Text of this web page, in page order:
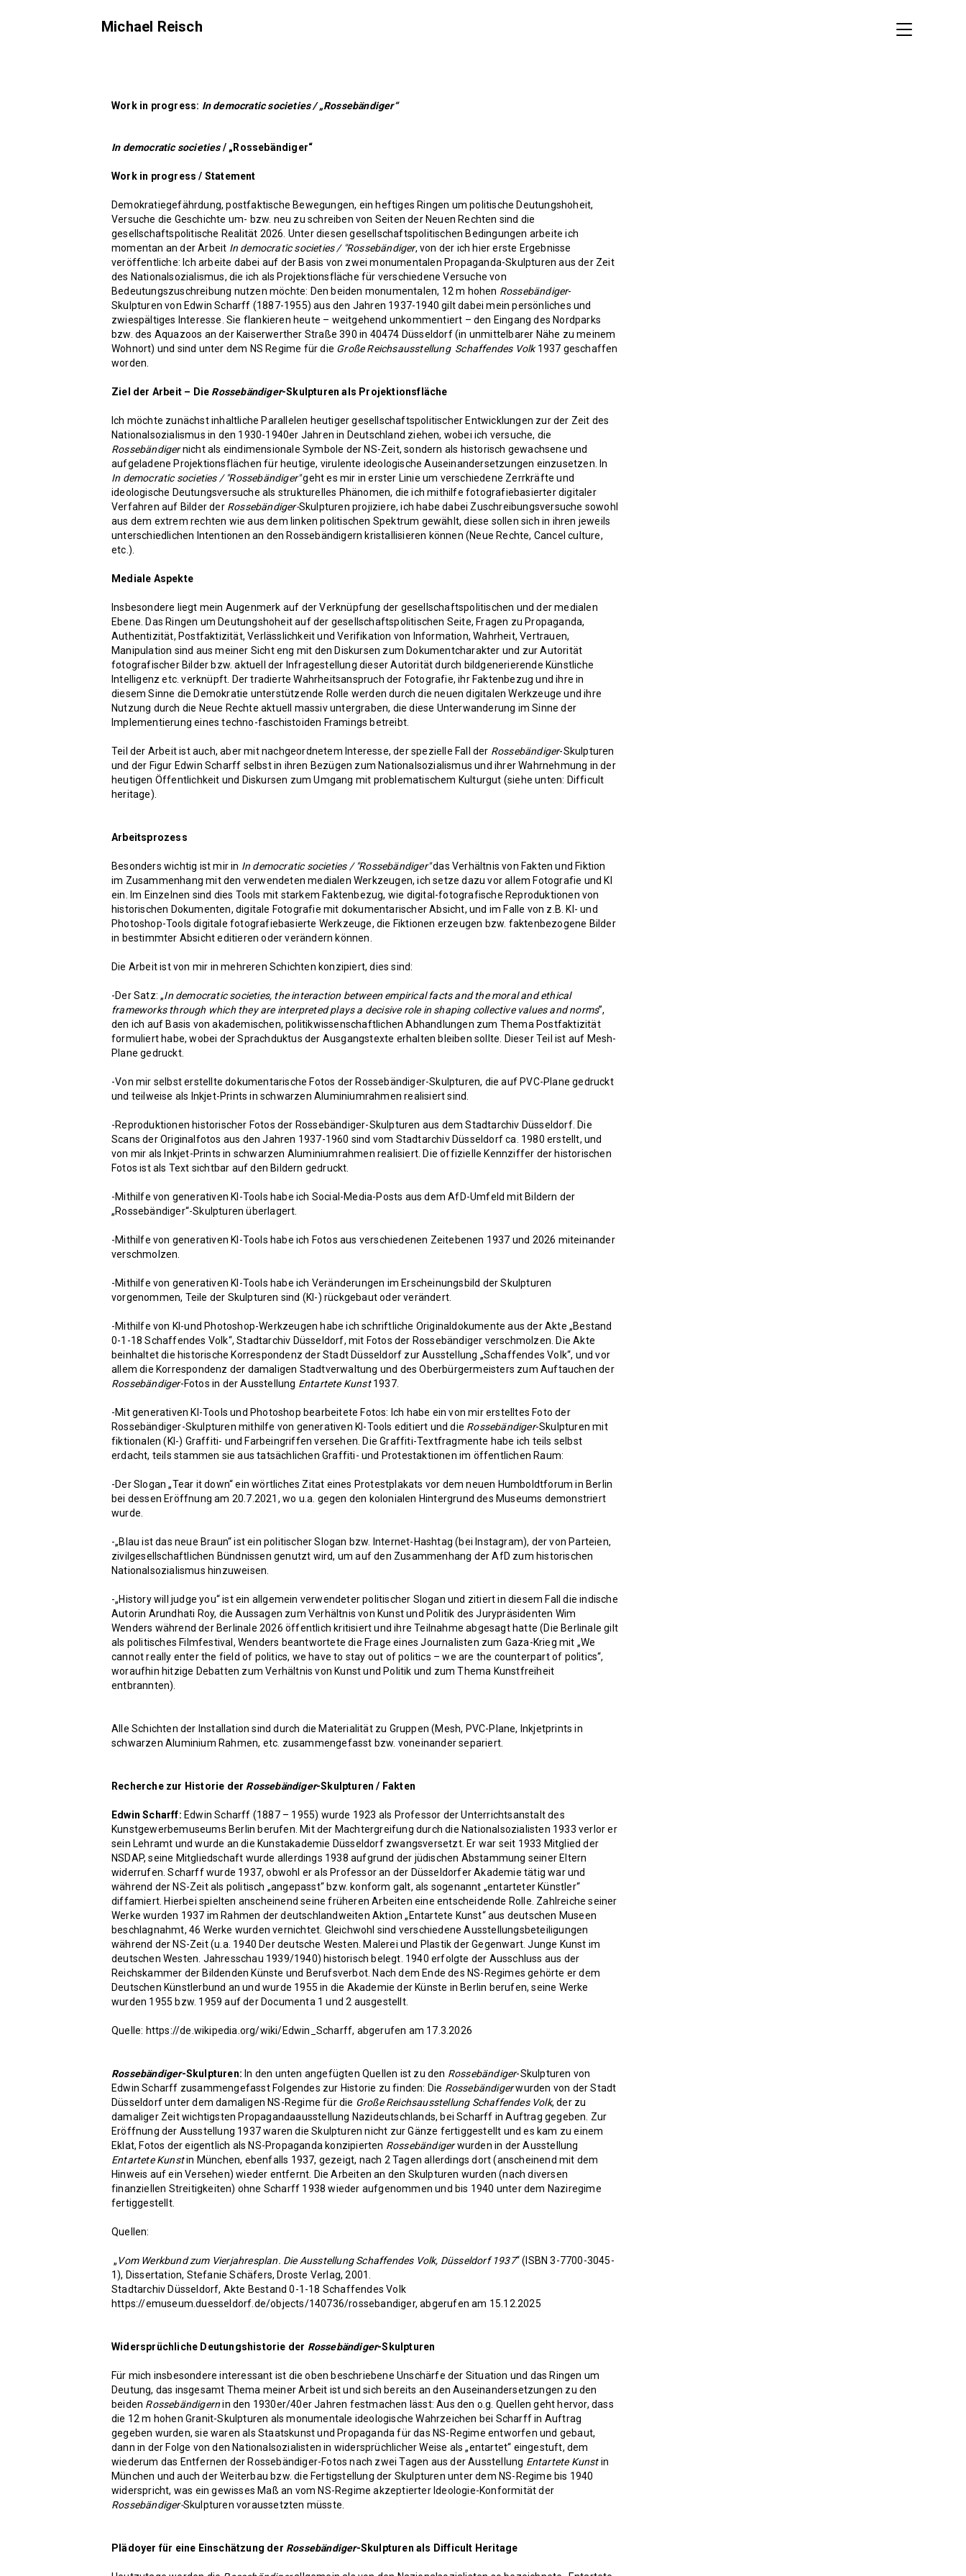
Michael Reisch
Work in progress: In democratic societies/ „Rossebändiger“
In democratic societies / „Rossebändiger“
Work in progress / Statement
Demokratiegefährdung, postfaktische Bewegungen, ein heftiges Ringen um politische Deutungshoheit,
Versuche die Geschichte um- bzw. neu zu schreiben von Seiten der Neuen Rechten sind die
gesellschaftspolitische Realität 2026. Unter diesen gesellschaftspolitischen Bedingungen arbeite ich
momentan an der Arbeit In democratic societies / "Rossebändiger, von der ich hier erste Ergebnisse
veröffentliche: Ich arbeite dabei auf der Basis von zwei monumentalen Propaganda-Skulpturen aus der Zeit
des Nationalsozialismus, die ich als Projektionsfläche für verschiedene Versuche von
Bedeutungszuschreibung nutzen möchte: Den beiden monumentalen, 12 m hohen Rossebändiger-
Skulpturen von Edwin Scharff (1887-1955) aus den Jahren 1937-1940 gilt dabei mein persönliches und
zwiespältiges Interesse. Sie flankieren heute – weitgehend unkommentiert – den Eingang des Nordparks
bzw. des Aquazoos an der Kaiserwerther Straße 390 in 40474 Düsseldorf (in unmittelbarer Nähe zu meinem
Wohnort) und sind unter dem NS Regime für die Große Reichsausstellung Schaffendes Volk1937 geschaffen
worden.
Ziel der Arbeit – Die Rossebändiger-Skulpturen als Projektionsfläche
Ich möchte zunächst inhaltliche Parallelen heutiger gesellschaftspolitischer Entwicklungen zur der Zeit des
Nationalsozialismus in den 1930-1940er Jahren in Deutschland ziehen, wobei ich versuche, die
Rossebändigernicht als eindimensionale Symbole der NS-Zeit, sondern als historisch gewachsene und
aufgeladene Projektionsflächen für heutige, virulente ideologische Auseinandersetzungen einzusetzen. In
In democratic societies / "Rossebändiger"geht es mir in erster Linie um verschiedene Zerrkräfte und
ideologische Deutungsversuche als strukturelles Phänomen, die ich mithilfe fotografiebasierter digitaler
Verfahren auf Bilder der Rossebändiger-Skulpturen projiziere, ich habe dabei Zuschreibungsversuche sowohl
aus dem extrem rechten wie aus dem linken politischen Spektrum gewählt, diese sollen sich in ihren jeweils
unterschiedlichen Intentionen an den Rossebändigern kristallisieren können (Neue Rechte, Cancel culture,
etc.).
Mediale Aspekte
Insbesondere liegt mein Augenmerk auf der Verknüpfung der gesellschaftspolitischen und der medialen
Ebene. Das Ringen um Deutungshoheit auf der gesellschaftspolitischen Seite, Fragen zu Propaganda,
Authentizität, Postfaktizität, Verlässlichkeit und Verifikation von Information, Wahrheit, Vertrauen,
Manipulation sind aus meiner Sicht eng mit den Diskursen zum Dokumentcharakter und zur Autorität
fotografischer Bilder bzw. aktuell der Infragestellung dieser Autorität durch bildgenerierende Künstliche
Intelligenz etc. verknüpft. Der tradierte Wahrheitsanspruch der Fotografie, ihr Faktenbezug und ihre in
diesem Sinne die Demokratie unterstützende Rolle werden durch die neuen digitalen Werkzeuge und ihre
Nutzung durch die Neue Rechte aktuell massiv untergraben, die diese Unterwanderung im Sinne der
Implementierung eines techno-faschistoiden Framings betreibt.
Teil der Arbeit ist auch, aber mit nachgeordnetem Interesse, der spezielle Fall der Rossebändiger-Skulpturen
und der Figur Edwin Scharff selbst in ihren Bezügen zum Nationalsozialismus und ihrer Wahrnehmung in der
heutigen Öffentlichkeit und Diskursen zum Umgang mit problematischem Kulturgut (siehe unten: Difficult
heritage).
Arbeitsprozess
Besonders wichtig ist mir in In democratic societies / "Rossebändiger"das Verhältnis von Fakten und Fiktion
im Zusammenhang mit den verwendeten medialen Werkzeugen, ich setze dazu vor allem Fotografie und KI
ein. Im Einzelnen sind dies Tools mit starkem Faktenbezug, wie digital-fotografische Reproduktionen von
historischen Dokumenten, digitale Fotografie mit dokumentarischer Absicht, und im Falle von z.B. KI- und
Photoshop-Tools digitale fotografiebasierte Werkzeuge, die Fiktionen erzeugen bzw. faktenbezogene Bilder
in bestimmter Absicht editieren oder verändern können.
Die Arbeit ist von mir in mehreren Schichten konzipiert, dies sind:
-Der Satz: „In democratic societies, the interaction between empirical facts and the moral and ethical
frameworks through which they are interpreted plays a decisive role in shaping collective values and norms”,
den ich auf Basis von akademischen, politikwissenschaftlichen Abhandlungen zum Thema Postfaktizität
formuliert habe, wobei der Sprachduktus der Ausgangstexte erhalten bleiben sollte. Dieser Teil ist auf Mesh-
Plane gedruckt.
-Von mir selbst erstellte dokumentarische Fotos der Rossebändiger-Skulpturen, die auf PVC-Plane gedruckt
und teilweise als Inkjet-Prints in schwarzen Aluminiumrahmen realisiert sind.
-Reproduktionen historischer Fotos der Rossebändiger-Skulpturen aus dem Stadtarchiv Düsseldorf. Die
Scans der Originalfotos aus den Jahren 1937-1960 sind vom Stadtarchiv Düsseldorf ca. 1980 erstellt, und
von mir als Inkjet-Prints in schwarzen Aluminiumrahmen realisiert. Die offizielle Kennziffer der historischen
Fotos ist als Text sichtbar auf den Bildern gedruckt.
-Mithilfe von generativen KI-Tools habe ich Social-Media-Posts aus dem AfD-Umfeld mit Bildern der
„Rossebändiger“-Skulpturen überlagert.
-Mithilfe von generativen KI-Tools habe ich Fotos aus verschiedenen Zeitebenen 1937 und 2026 miteinander
verschmolzen.
-Mithilfe von generativen KI-Tools habe ich Veränderungen im Erscheinungsbild der Skulpturen
vorgenommen, Teile der Skulpturen sind (KI-) rückgebaut oder verändert.
-Mithilfe von KI-und Photoshop-Werkzeugen habe ich schriftliche Originaldokumente aus der Akte „Bestand
0-1-18 Schaffendes Volk“, Stadtarchiv Düsseldorf, mit Fotos der Rossebändiger verschmolzen. Die Akte
beinhaltet die historische Korrespondenz der Stadt Düsseldorf zur Ausstellung „Schaffendes Volk“, und vor
allem die Korrespondenz der damaligen Stadtverwaltung und des Oberbürgermeisters zum Auftauchen der
Rossebändiger-Fotos in der Ausstellung Entartete Kunst1937.
-Mit generativen KI-Tools und Photoshop bearbeitete Fotos: Ich habe ein von mir erstelltes Foto der
Rossebändiger-Skulpturen mithilfe von generativen KI-Tools editiert und die Rossebändiger-Skulpturen mit
fiktionalen (KI-) Graffiti- und Farbeingriffen versehen. Die Graffiti-Textfragmente habe ich teils selbst
erdacht, teils stammen sie aus tatsächlichen Graffiti- und Protestaktionen im öffentlichen Raum:
-Der Slogan „Tear it down“ ein wörtliches Zitat eines Protestplakats vor dem neuen Humboldtforum in Berlin
bei dessen Eröffnung am 20.7.2021, wo u.a. gegen den kolonialen Hintergrund des Museums demonstriert
wurde.
-„Blau ist das neue Braun“ ist ein politischer Slogan bzw. Internet-Hashtag (bei Instagram), der von Parteien,
zivilgesellschaftlichen Bündnissen genutzt wird, um auf den Zusammenhang der AfD zum historischen
Nationalsozialismus hinzuweisen.
-„History will judge you“ ist ein allgemein verwendeter politischer Slogan und zitiert in diesem Fall die indische
Autorin Arundhati Roy, die Aussagen zum Verhältnis von Kunst und Politik des Jurypräsidenten Wim
Wenders während der Berlinale 2026 öffentlich kritisiert und ihre Teilnahme abgesagt hatte (Die Berlinale gilt
als politisches Filmfestival, Wenders beantwortete die Frage eines Journalisten zum Gaza-Krieg mit „We
cannot really enter the field of politics, we have to stay out of politics – we are the counterpart of politics“,
woraufhin hitzige Debatten zum Verhältnis von Kunst und Politik und zum Thema Kunstfreiheit
entbrannten).
Alle Schichten der Installation sind durch die Materialität zu Gruppen (Mesh, PVC-Plane, Inkjetprints in
schwarzen Aluminium Rahmen, etc. zusammengefasst bzw. voneinander separiert.
Recherche zur Historie der Rossebändiger-Skulpturen / Fakten
Edwin Scharff: Edwin Scharff (1887 – 1955) wurde 1923 als Professor der Unterrichtsanstalt des
Kunstgewerbemuseums Berlin berufen. Mit der Machtergreifung durch die Nationalsozialisten 1933 verlor er
sein Lehramt und wurde an die Kunstakademie Düsseldorf zwangsversetzt. Er war seit 1933 Mitglied der
NSDAP, seine Mitgliedschaft wurde allerdings 1938 aufgrund der jüdischen Abstammung seiner Eltern
widerrufen. Scharff wurde 1937, obwohl er als Professor an der Düsseldorfer Akademie tätig war und
während der NS-Zeit als politisch „angepasst“ bzw. konform galt, als sogenannt „entarteter Künstler“
diffamiert. Hierbei spielten anscheinend seine früheren Arbeiten eine entscheidende Rolle. Zahlreiche seiner
Werke wurden 1937 im Rahmen der deutschlandweiten Aktion „Entartete Kunst“ aus deutschen Museen
beschlagnahmt, 46 Werke wurden vernichtet. Gleichwohl sind verschiedene Ausstellungsbeteiligungen
während der NS-Zeit (u.a. 1940 Der deutsche Westen. Malerei und Plastik der Gegenwart. Junge Kunst im
deutschen Westen. Jahresschau 1939/1940) historisch belegt. 1940 erfolgte der Ausschluss aus der
Reichskammer der Bildenden Künste und Berufsverbot. Nach dem Ende des NS-Regimes gehörte er dem
Deutschen Künstlerbund an und wurde 1955 in die Akademie der Künste in Berlin berufen, seine Werke
wurden 1955 bzw. 1959 auf der Documenta 1 und 2 ausgestellt.
Quelle: https://de.wikipedia.org/wiki/Edwin_Scharff, abgerufen am 17.3.2026
Rossebändiger-Skulpturen: In den unten angefügten Quellen ist zu den Rossebändiger-Skulpturen von
Edwin Scharff zusammengefasst Folgendes zur Historie zu finden: Die Rossebändigerwurden von der Stadt
Düsseldorf unter dem damaligen NS-Regime für die Große Reichsausstellung Schaffendes Volk, der zu
damaliger Zeit wichtigsten Propagandaausstellung Nazideutschlands, bei Scharff in Auftrag gegeben. Zur
Eröffnung der Ausstellung 1937 waren die Skulpturen nicht zur Gänze fertiggestellt und es kam zu einem
Eklat, Fotos der eigentlich als NS-Propaganda konzipierten Rossebändigerwurden in der Ausstellung
Entartete Kunstin München, ebenfalls 1937, gezeigt, nach 2 Tagen allerdings dort (anscheinend mit dem
Hinweis auf ein Versehen) wieder entfernt. Die Arbeiten an den Skulpturen wurden (nach diversen
finanziellen Streitigkeiten) ohne Scharff 1938 wieder aufgenommen und bis 1940 unter dem Naziregime
fertiggestellt.
Quellen:
„Vom Werkbund zum Vierjahresplan. Die Ausstellung Schaffendes Volk, Düsseldorf 1937“ (ISBN 3-7700-3045-
1), Dissertation, Stefanie Schäfers, Droste Verlag, 2001.
Stadtarchiv Düsseldorf, Akte Bestand 0-1-18 Schaffendes Volk
https://emuseum.duesseldorf.de/objects/140736/rossebandiger, abgerufen am 15.12.2025
Widersprüchliche Deutungshistorie der Rossebändiger-Skulpturen
Für mich insbesondere interessant ist die oben beschriebene Unschärfe der Situation und das Ringen um
Deutung, das insgesamt Thema meiner Arbeit ist und sich bereits an den Auseinandersetzungen zu den
beiden Rossebändigernin den 1930er/40er Jahren festmachen lässt: Aus den o.g. Quellen geht hervor, dass
die 12 m hohen Granit-Skulpturen als monumentale ideologische Wahrzeichen bei Scharff in Auftrag
gegeben wurden, sie waren als Staatskunst und Propaganda für das NS-Regime entworfen und gebaut,
dann in der Folge von den Nationalsozialisten in widersprüchlicher Weise als „entartet“ eingestuft, dem
wiederum das Entfernen der Rossebändiger-Fotos nach zwei Tagen aus der Ausstellung Entartete Kunstin
München und auch der Weiterbau bzw. die Fertigstellung der Skulpturen unter dem NS-Regime bis 1940
widerspricht, was ein gewisses Maß an vom NS-Regime akzeptierter Ideologie-Konformität der
Rossebändiger-Skulpturen voraussetzten müsste.
Plädoyer für eine Einschätzung der Rossebändiger-Skulpturen als Difficult Heritage